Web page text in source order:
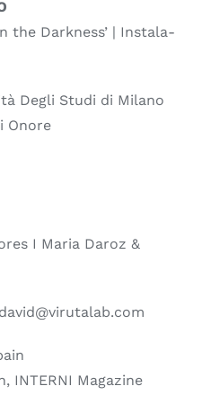
the Dark­ness’ | Ins­ta­la­
Degli Stu­di di Milano
Ono­re
I Maria Daroz &
INTERNI Maga­zi­ne